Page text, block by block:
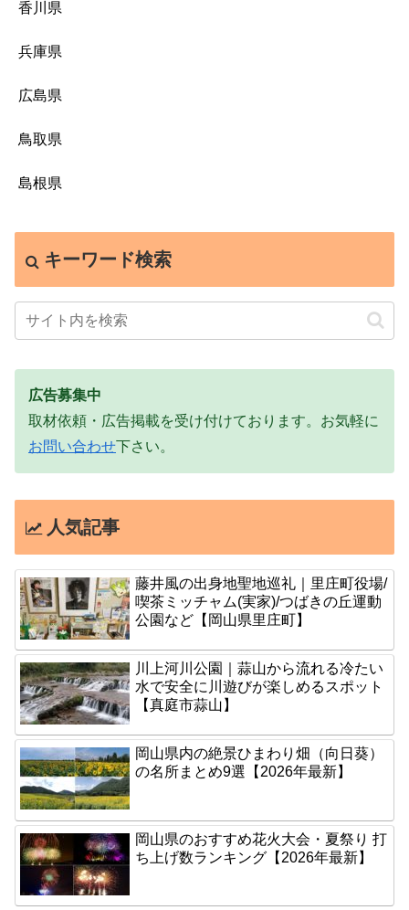
香川県
兵庫県
広島県
鳥取県
島根県
キーワード検索
広告募集中
取材依頼・広告掲載を受け付けております。お気軽に
お問い合わせ下さい。
人気記事
藤井風の出身地聖地巡礼｜里庄町役場/
喫茶ミッチャム(実家)/つばきの丘運動
公園など【岡山県里庄町】
川上河川公園｜蒜山から流れる冷たい
水で安全に川遊びが楽しめるスポット
【真庭市蒜山】
岡山県内の絶景ひまわり畑（向日葵）
の名所まとめ9選【2026年最新】
岡山県のおすすめ花火大会・夏祭り 打
ち上げ数ランキング【2026年最新】